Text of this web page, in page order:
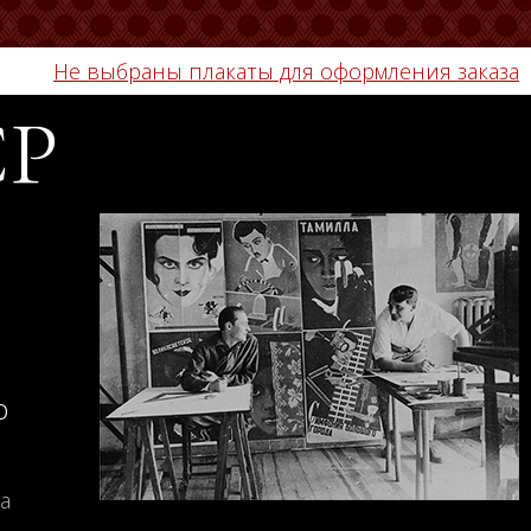
Не выбраны плакаты для оформления заказа